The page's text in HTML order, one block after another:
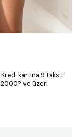
Kredi kartına 9 taksit
2000? ve üzeri